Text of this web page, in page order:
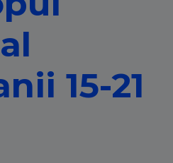
15-21